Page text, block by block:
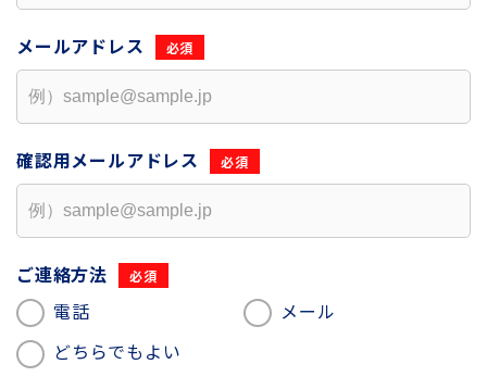
メールアドレス
確認用メールアドレス
ご連絡方法
電話
メール
どちらでもよい